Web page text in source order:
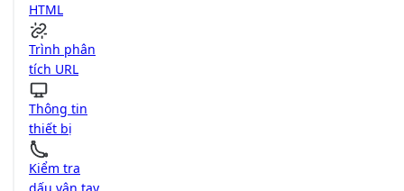
HTML
Trình phân
tích URL
Thông tin
thiết bị
Kiểm tra